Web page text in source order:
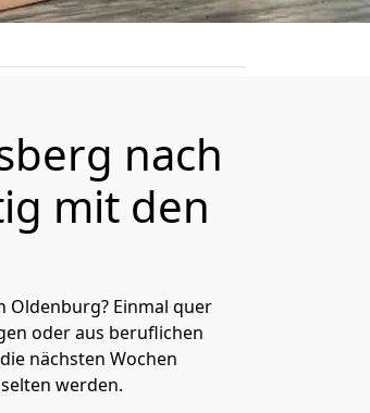
nach
mit den
Oldenburg? Einmal quer
oder aus beruflichen
nächsten Wochen
werden.